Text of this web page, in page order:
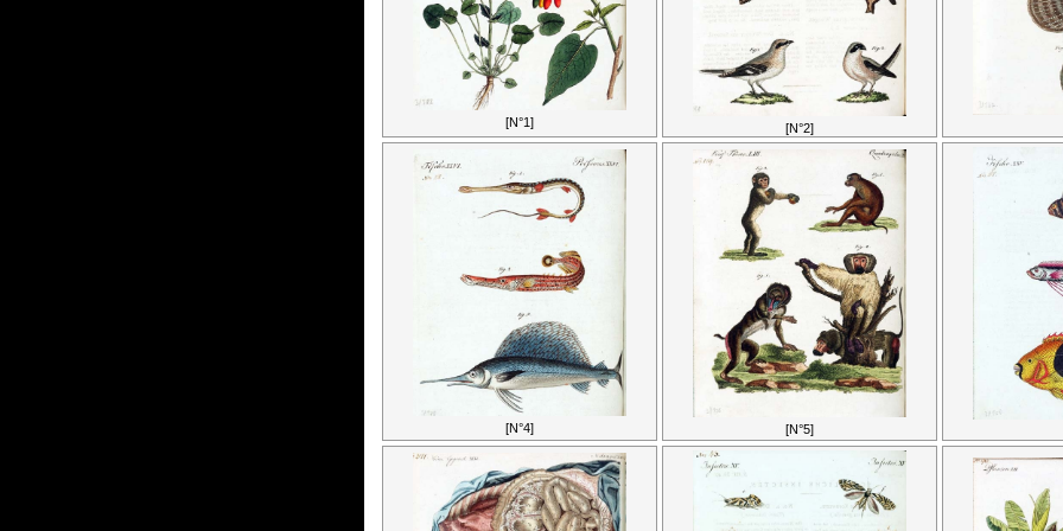
[N°1] [N°2]
[N°4] [N°5]